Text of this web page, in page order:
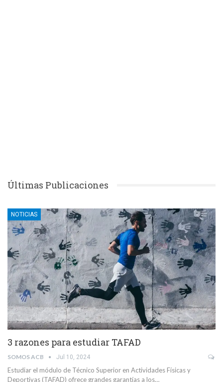
Últimas Publicaciones
NOTICIAS
3 razones para estudiar TAFAD
SOMOS ACB Jul 10, 2024
Estudiar el módulo de Técnico Superior en Actividades Físicas y
Deportivas (TAFAD) ofrece grandes garantías a los…